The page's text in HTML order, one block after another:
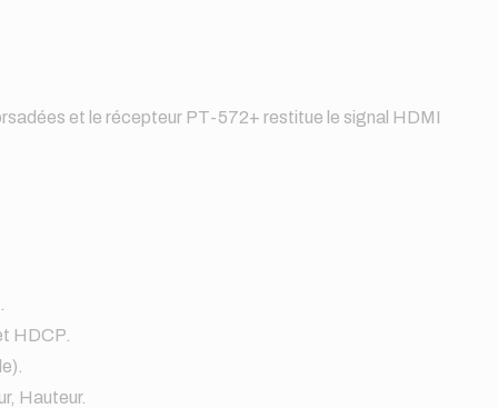
et le récepteur PT-572+ restitue le signal HDMI
HDCP.
Hauteur.